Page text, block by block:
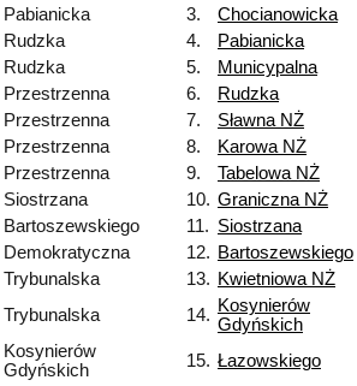
Pabianicka
3. Chocianowicka
Rudzka
4. Pabianicka
Rudzka
5. Municypalna
Przestrzenna
6. Rudzka
Przestrzenna
7.
Sławna NŻ
Przestrzenna
8.
Karowa NŻ
Przestrzenna
9.
Tabelowa NŻ
Siostrzana
10. Graniczna NŻ
Bartoszewskiego
11. Siostrzana
Demokratyczna
12. Bartoszewskiego
Trybunalska
13. Kwietniowa NŻ
Trybunalska
14. Kosynierów
Gdyńskich
Kosynierów
Gdyńskich
15. Łazowskiego